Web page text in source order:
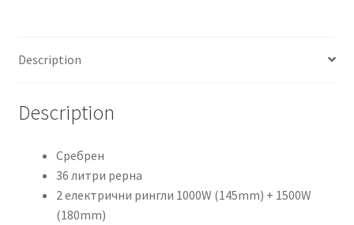
Description
Description
Сребрен
36 литри рерна
2 електрични рингли 1000W (145mm) + 1500W
(180mm)